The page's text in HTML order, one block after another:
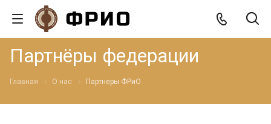
Партнёры федерации
Главная О нас Партнеры ФРиО